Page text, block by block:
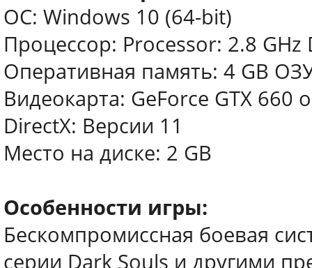
ОС: Windows 10 (64-bit)
Процессор: Processor: 2.8 GHz
Оперативная память: 4 GB
Видеокарта: GeForce GTX
DirectX: Версии 11
Место на диске: 2 GB
Особенности игры:
Бескомпромиссная боевая
серии Dark Souls и другими